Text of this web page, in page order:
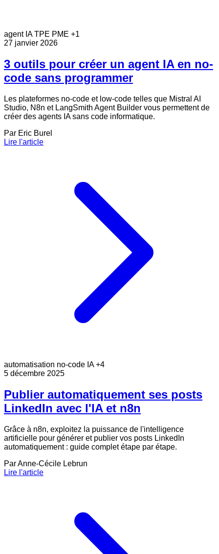
agent IATPE PME +1
27 janvier 2026
3 outils pour créer un agent IA en no-
code sans programmer
Les plateformes no-code et low-code telles que Mistral AI
Studio, N8n et LangSmith Agent Builder vous permettent de
créer des agents IA sans code informatique.
Par Eric Burel
Lire l'article
automatisation no-code IA+4
5 décembre 2025
Publier automatiquement ses posts
LinkedIn avec l'IA et n8n
Grâce à n8n, exploitez la puissance de l'intelligence
artificielle pour générer et publier vos posts LinkedIn
automatiquement : guide complet étape par étape.
ParAnne-Cécile Lebrun
Lire l'article